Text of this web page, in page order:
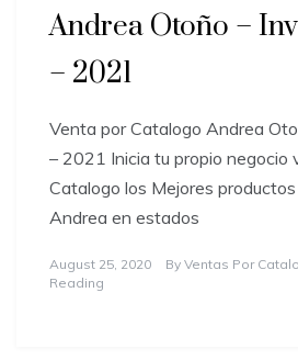
Andrea Otoño –
– 2021
Venta por Catalogo Andrea
– 2021 Inicia tu propio negocio
Catalogo los Mejores
Andrea en estados
August 25, 2020 By Ventas Por
Reading